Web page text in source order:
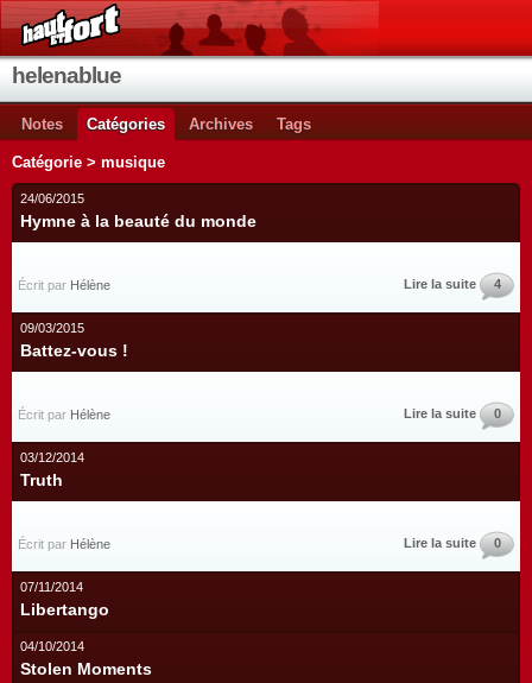
helenablue
Notes Catégories Archives Tags
Catégorie > musique
24/06/2015
Hymne à la beauté du monde
Écrit par Hélène Lire la suite 4
09/03/2015
Battez-vous !
Écrit par Hélène Lire la suite 0
03/12/2014
Truth
Écrit par Hélène Lire la suite 0
07/11/2014
Libertango
04/10/2014
Stolen Moments